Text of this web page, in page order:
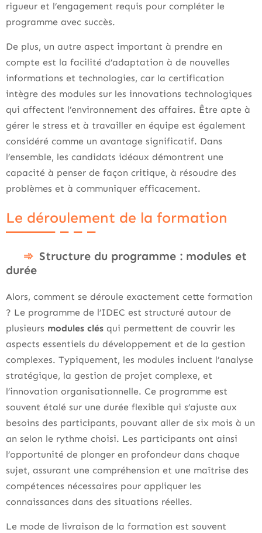
rigueur et l’engagement requis pour compléter le
programme avec succès.
De plus, un autre aspect important à prendre en
compte est la facilité d’adaptation à de nouvelles
informations et technologies, car la certification
intègre des modules sur les innovations technologiques
qui affectent l’environnement des affaires. Être apte à
gérer le stress et à travailler en équipe est également
considéré comme un avantage significatif. Dans
l’ensemble, les candidats idéaux démontrent une
capacité à penser de façon critique, à résoudre des
problèmes et à communiquer efficacement.
Le déroulement de la formation
Structure du programme : modules et
durée
Alors, comment se déroule exactement cette formation
? Le programme de l’IDEC est structuré autour de
plusieurs modules clés qui permettent de couvrir les
aspects essentiels du développement et de la gestion
complexes. Typiquement, les modules incluent l’analyse
stratégique, la gestion de projet complexe, et
l’innovation organisationnelle. Ce programme est
souvent étalé sur une durée flexible qui s’ajuste aux
besoins des participants, pouvant aller de six mois à un
an selon le rythme choisi. Les participants ont ainsi
l’opportunité de plonger en profondeur dans chaque
sujet, assurant une compréhension et une maîtrise des
compétences nécessaires pour appliquer les
connaissances dans des situations réelles.
Le mode de livraison de la formation est souvent